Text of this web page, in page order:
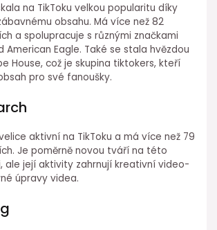
na TikToku velkou popularitu díky
obsahu. Má více než 82
a spolupracuje s různými značkami
American Eagle. Také se stala hvězdou
House, což je skupina tiktokers, kteří
pro své fanoušky.
aktivní na TikToku a má více než 79
Je poměrně novou tváří na této
ale její aktivity zahrnují kreativní video-
úpravy videa.